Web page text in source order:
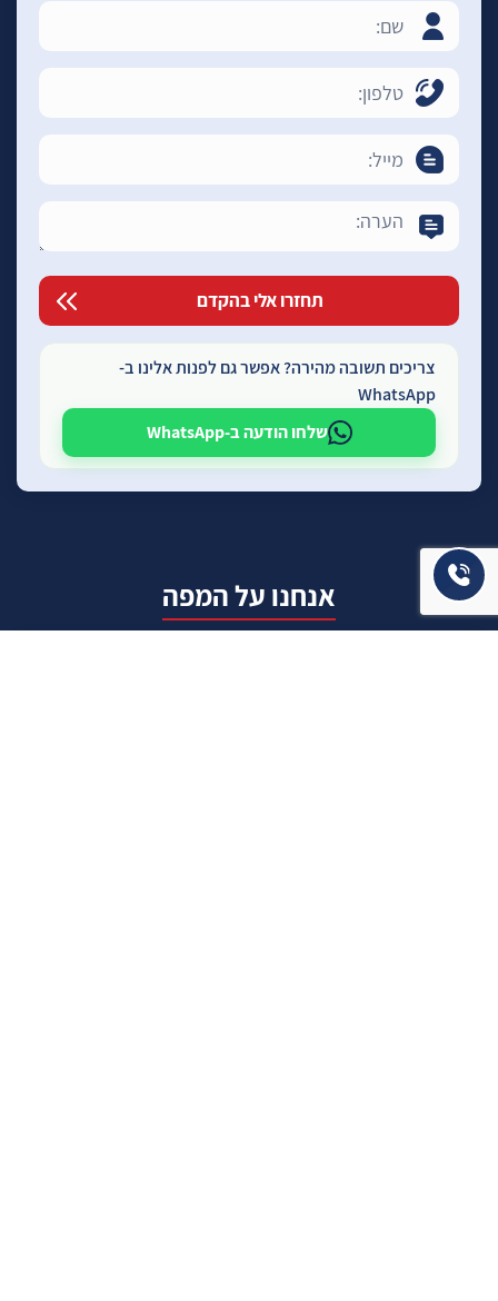
צריכים תשובה מהירה? אפשר גם לפנות אלינו ב-
WhatsApp
שלחו הודעה ב-WhatsApp
אנחנו על המפה